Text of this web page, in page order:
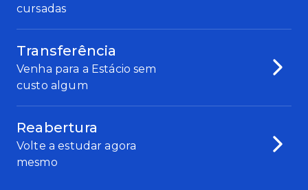
cursadas
Transferência
Venha para a Estácio sem
custo algum
Reabertura
Volte a estudar agora
mesmo